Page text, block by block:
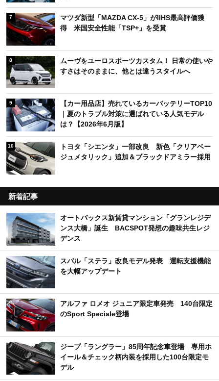
7
マツダ新型「MAZDA CX-5」がIIHS最高評価獲
得 米国安全性能「TSP+」を受賞
8
ムーヴをユーロスポーツカスタム！ 日常の使いや
すさはそのままに、他とは違うスタイルへ
9
【カー用品店】売れているカーバッテリーTOP10
｜夏のトラブル対策に選ばれている人気モデル
は？【2026年6月版】
10
トヨタ「シエンタ」一部改良 新色「クリアベー
ジュメタリック」追加＆ブラックドアミラー採用
新着記事
オートバックス新賃貸マンション「グランレジデ
ンス大橋」誕生 BACSPOT発想の趣味共生レジ
デンス
スバル「ステラ」改良モデル発表 運転支援機能
を大幅アップデート
アルファ ロメオ ジュニア限定車発売 140台限定
のSport Speciale登場
ジープ「ラングラー」85周年記念車登場 専用ホ
イール＆チェック柄内装を採用した100台限定モ
デル